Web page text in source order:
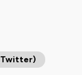
vous
et